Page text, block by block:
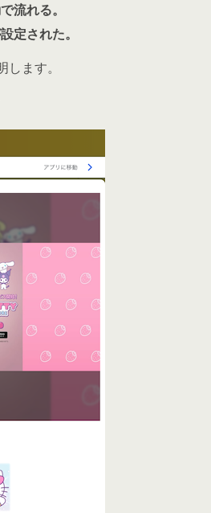
流れる。
定された。
ます。